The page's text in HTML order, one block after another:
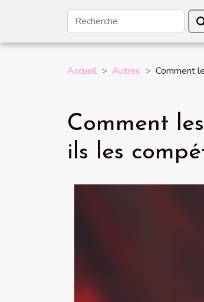
Accueil Autres Comment
Comment
ils les